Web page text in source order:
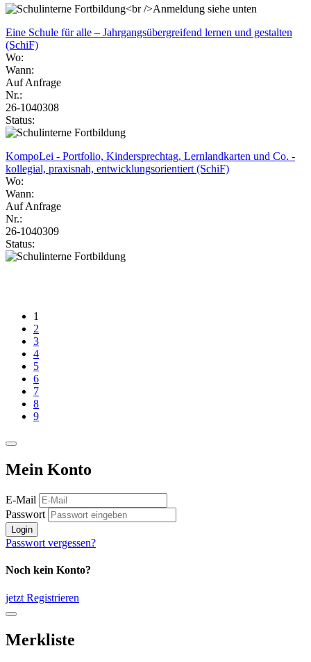
Eine Schule für alle – Jahrgangsübergreifend lernen und gestalten
(SchiF)
Wo:
Wann:
Auf Anfrage
Nr.:
26-1040308
Status:
KompoLei - Portfolio, Kindersprechtag, Lernlandkarten und Co. -
kollegial, praxisnah, entwicklungsorientiert (SchiF)
Wo:
Wann:
Auf Anfrage
Nr.:
26-1040309
Status:
1
2
3
4
5
6
7
8
9
Mein Konto
E-Mail
Passwort
Login
Passwort vergessen?
Noch kein Konto?
jetzt Registrieren
Merkliste